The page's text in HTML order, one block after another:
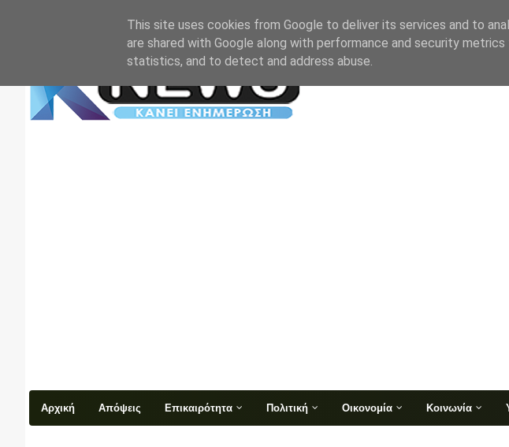
Αρχική Απόψεις Επικαιρότητα Πολιτική Οικονομία Κοινωνία
This site uses cookies from Google to deliver its services and to
are shared with Google along with performance and security
statistics, and to detect and address abuse.